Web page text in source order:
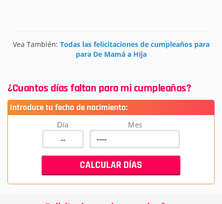
Vea También: Todas las felicitaciones de cumpleaños para
para De Mamá a Hija
¿Cuantos días faltan para mi cumpleaños?
Introduce tu fecha de nacimiento:
Día Mes